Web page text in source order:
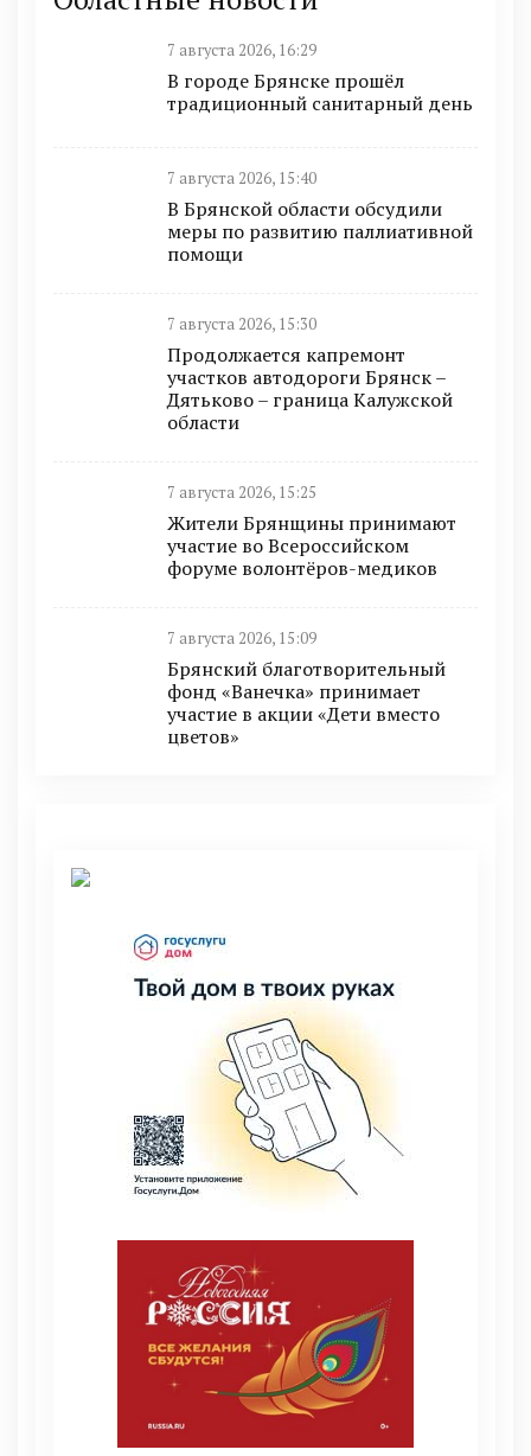
7 августа 2026, 16:29
В городе Брянске прошёл
традиционный санитарный день
7 августа 2026, 15:40
В Брянской области обсудили
меры по развитию паллиативной
помощи
7 августа 2026, 15:30
Продолжается капремонт
участков автодороги Брянск –
Дятьково – граница Калужской
области
7 августа 2026, 15:25
Жители Брянщины принимают
участие во Всероссийском
форуме волонтёров-медиков
7 августа 2026, 15:09
Брянский благотворительный
фонд «Ванечка» принимает
участие в акции «Дети вместо
цветов»